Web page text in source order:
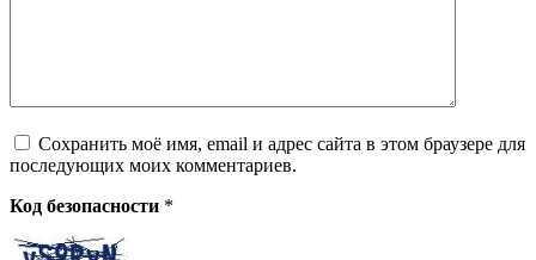
Сохранить моё имя, email и адрес сайта в этом браузере для
последующих моих комментариев.
Код безопасности *